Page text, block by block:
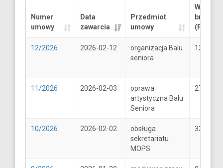
Numer
umowy
Data
zawarcia
Przedmiot
umowy
Wartość
brutto
(PLN)
12/2026 2026-02-12
organizacja Balu
seniora
13289.6
11/2026 2026-02-03
oprawa
artystyczna Balu
Seniora
2706
10/2026 2026-02-02
obsługa
sekretariatu
MOPS
33